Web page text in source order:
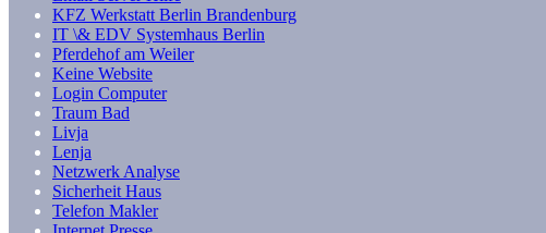
KFZ Werkstatt Berlin Brandenburg
IT \& EDV Systemhaus Berlin
Pferdehof am Weiler
Keine Website
Login Computer
Traum Bad
Livja
Lenja
Netzwerk Analyse
Sicherheit Haus
Telefon Makler